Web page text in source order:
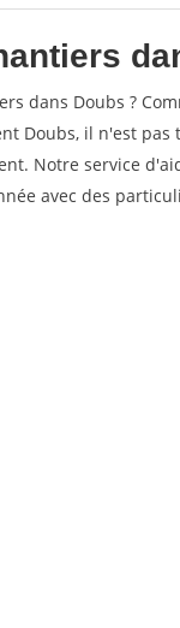
dans Doubs ?
Doubs, il n'est
Notre service
avec des